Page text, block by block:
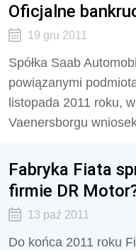
Oficjalne
19 gru 2011
Spółka Saab
powiązanymi
listopada 2011 roku,
Vaenersborgu
Fabryka Fiata
firmie DR
13 paź 2011
Do końca 2011 roku